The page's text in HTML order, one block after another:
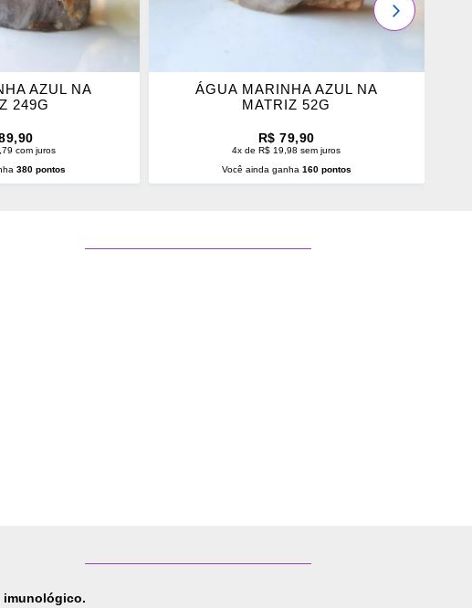
AZUL NA
249G
com juros
380 pontos
ÁGUA MARINHA AZUL NA
MATRIZ 52G
R$ 79,90
4x de R$ 19,98 sem juros
Você ainda ganha 160 pontos
PRÓXIMO
imunológico.